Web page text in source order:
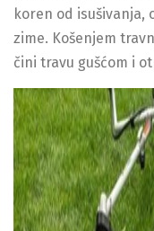
koren od isušivanja,
zime. Košenjem
čini travu gušćom i